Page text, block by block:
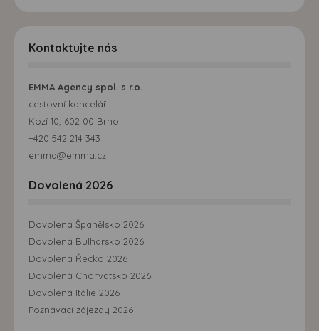
Kontaktujte nás
EMMA Agency spol. s r.o.
cestovní kancelář
Kozí 10, 602 00 Brno
+420 542 214 343
emma@emma.cz
Dovolená 2026
Dovolená Španělsko 2026
Dovolená Bulharsko 2026
Dovolená Řecko 2026
Dovolená Chorvatsko 2026
Dovolená Itálie 2026
Poznávací zájezdy 2026